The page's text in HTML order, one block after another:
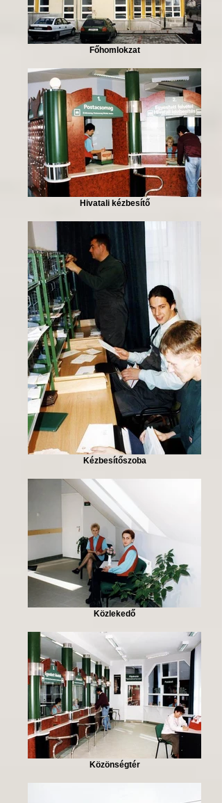
Főhomlokzat
Hivatali kézbesítő
Kézbesítőszoba
Közlekedő
Közönségtér